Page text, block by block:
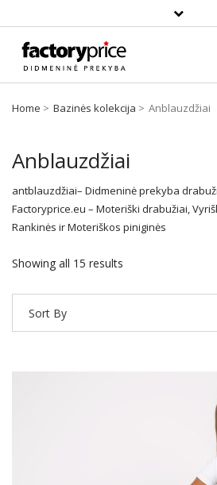
Paieška
Home Bazinės kolekcija Anblauzdžiai
Anblauzdžiai
antblauzdžiai– Didmeninė prekyba
Factoryprice.eu – Moteriški drabužiai,
Rankinės ir Moteriškos piniginės
Showing all 15 results
Sort By